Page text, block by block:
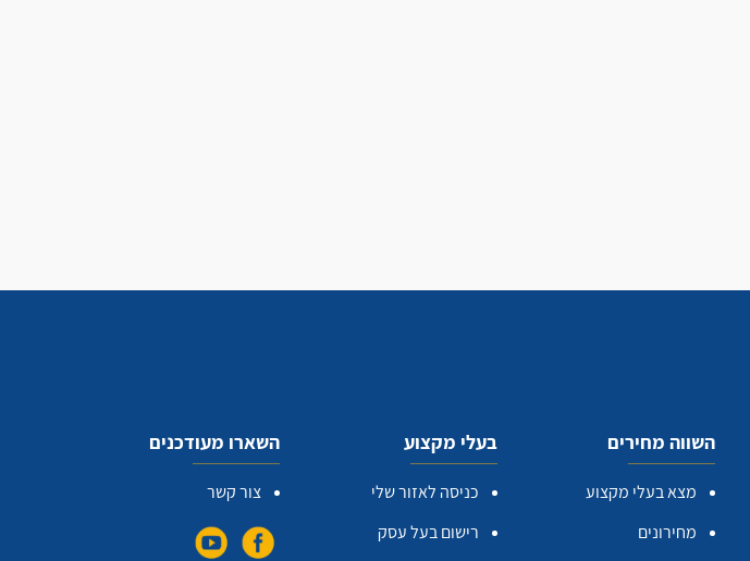
השווה מחירים
מצא בעלי מקצוע
מחירונים
בעלי מקצוע
כניסה לאזור שלי
רישום בעל עסק
השארו מעודכנים
צור קשר